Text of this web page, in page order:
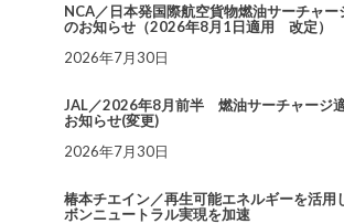
NCA／日本発国際航空貨物燃油サーチャー
のお知らせ（2026年8月1日適用 改定）
2026年7月30日
JAL／2026年8月前半 燃油サーチャージ
お知らせ(変更)
2026年7月30日
椿本チエイン／再生可能エネルギーを活用
ボンニュートラル実現を加速